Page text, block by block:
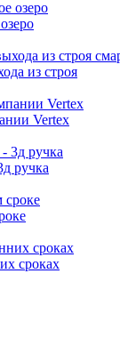
из строя
Vertex
ручка
сроках